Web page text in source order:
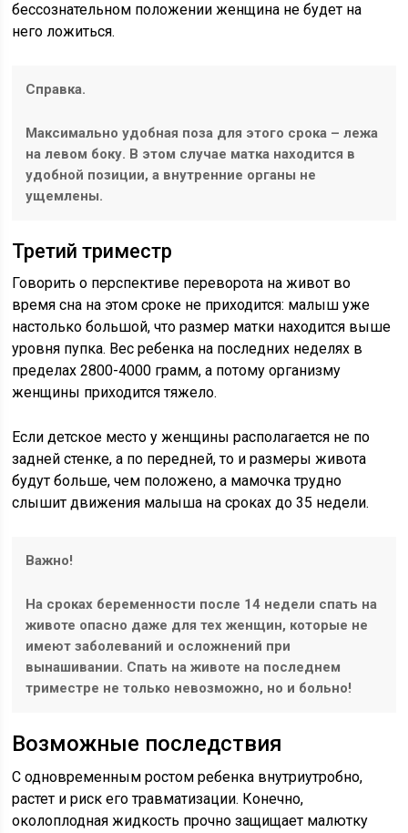
бессознательном положении женщина не будет на
него ложиться.
Справка.
Максимально удобная поза для этого срока – лежа
на левом боку. В этом случае матка находится в
удобной позиции, а внутренние органы не
ущемлены.
Третий триместр
Говорить о перспективе переворота на живот во
время сна на этом сроке не приходится: малыш уже
настолько большой, что размер матки находится выше
уровня пупка. Вес ребенка на последних неделях в
пределах 2800-4000 грамм, а потому организму
женщины приходится тяжело.
Если детское место у женщины располагается не по
задней стенке, а по передней, то и размеры живота
будут больше, чем положено, а мамочка трудно
слышит движения малыша на сроках до 35 недели.
Важно!
На сроках беременности после 14 недели спать на
животе опасно даже для тех женщин, которые не
имеют заболеваний и осложнений при
вынашивании. Спать на животе на последнем
триместре не только невозможно, но и больно!
Возможные последствия
С одновременным ростом ребенка внутриутробно,
растет и риск его травматизации. Конечно,
околоплодная жидкость прочно защищает малютку